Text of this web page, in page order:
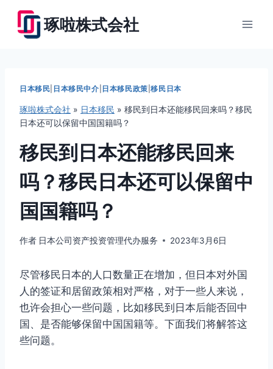
琢啦株式会社
日本移民 日本移民中介 日本移民政策 |移民日本
琢啦株式会社 » 日本移民 » 移民到日本还能移民回来吗？移民
日本还可以保留中国国籍吗？
移民到日本还能移民回来
吗？移民日本还可以保留中
国国籍吗？
作者 日本公司资产投资管理代办服务 2023年3月6日
尽管移民日本的人口数量正在增加，但日本对外国
人的签证和居留政策相对严格，对于一些人来说，
也许会担心一些问题，比如移民到日本后能否回中
国、是否能够保留中国国籍等。下面我们将解答这
些问题。